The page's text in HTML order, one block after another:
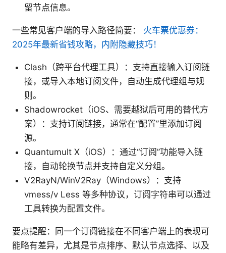
留节点信息。
一些常见客户端的导入路径简要： 火车票优惠券：
2025年最新省钱攻略，内附隐藏技巧！
Clash（跨平台代理工具）：支持直接输入订阅链
接，或导入本地订阅文件，自动生成代理组与规
则。
Shadowrocket（iOS、需要越狱后可用的替代方
案）：支持订阅链接，通常在“配置”里添加订阅
源。
Quantumult X（iOS）：通过“订阅”功能导入链
接，自动轮换节点并支持自定义分组。
V2RayN/WinV2Ray（Windows）：支持
vmess/v Less 等多种协议，订阅字符串可以通过
工具转换为配置文件。
要点提醒：同一个订阅链接在不同客户端上的表现可
能略有差异，尤其是节点排序、默认节点选择、以及